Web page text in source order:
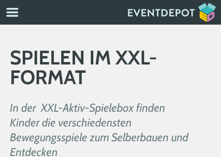
SPIELEN IM XXL-
FORMAT
In der XXL-Aktiv-Spielebox finden
Kinder die verschiedensten
Bewegungsspiele zum Selberbauen und
Entdecken